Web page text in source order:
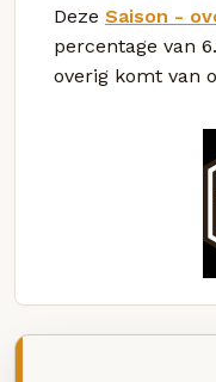
Deze Saison -
percentage van
overig komt van